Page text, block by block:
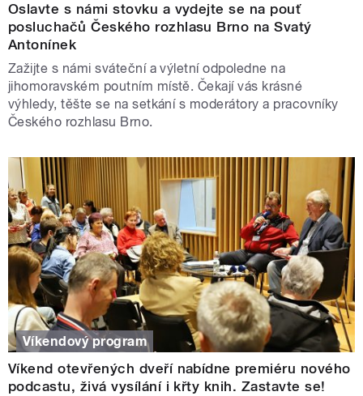
Oslavte s námi stovku a vydejte se na pouť
posluchačů Českého rozhlasu Brno na Svatý
Antonínek
Zažijte s námi sváteční a výletní odpoledne na
jihomoravském poutním místě. Čekají vás krásné
výhledy, těšte se na setkání s moderátory a pracovníky
Českého rozhlasu Brno.
Víkendový program
Víkend otevřených dveří nabídne premiéru nového
podcastu, živá vysílání i křty knih. Zastavte se!